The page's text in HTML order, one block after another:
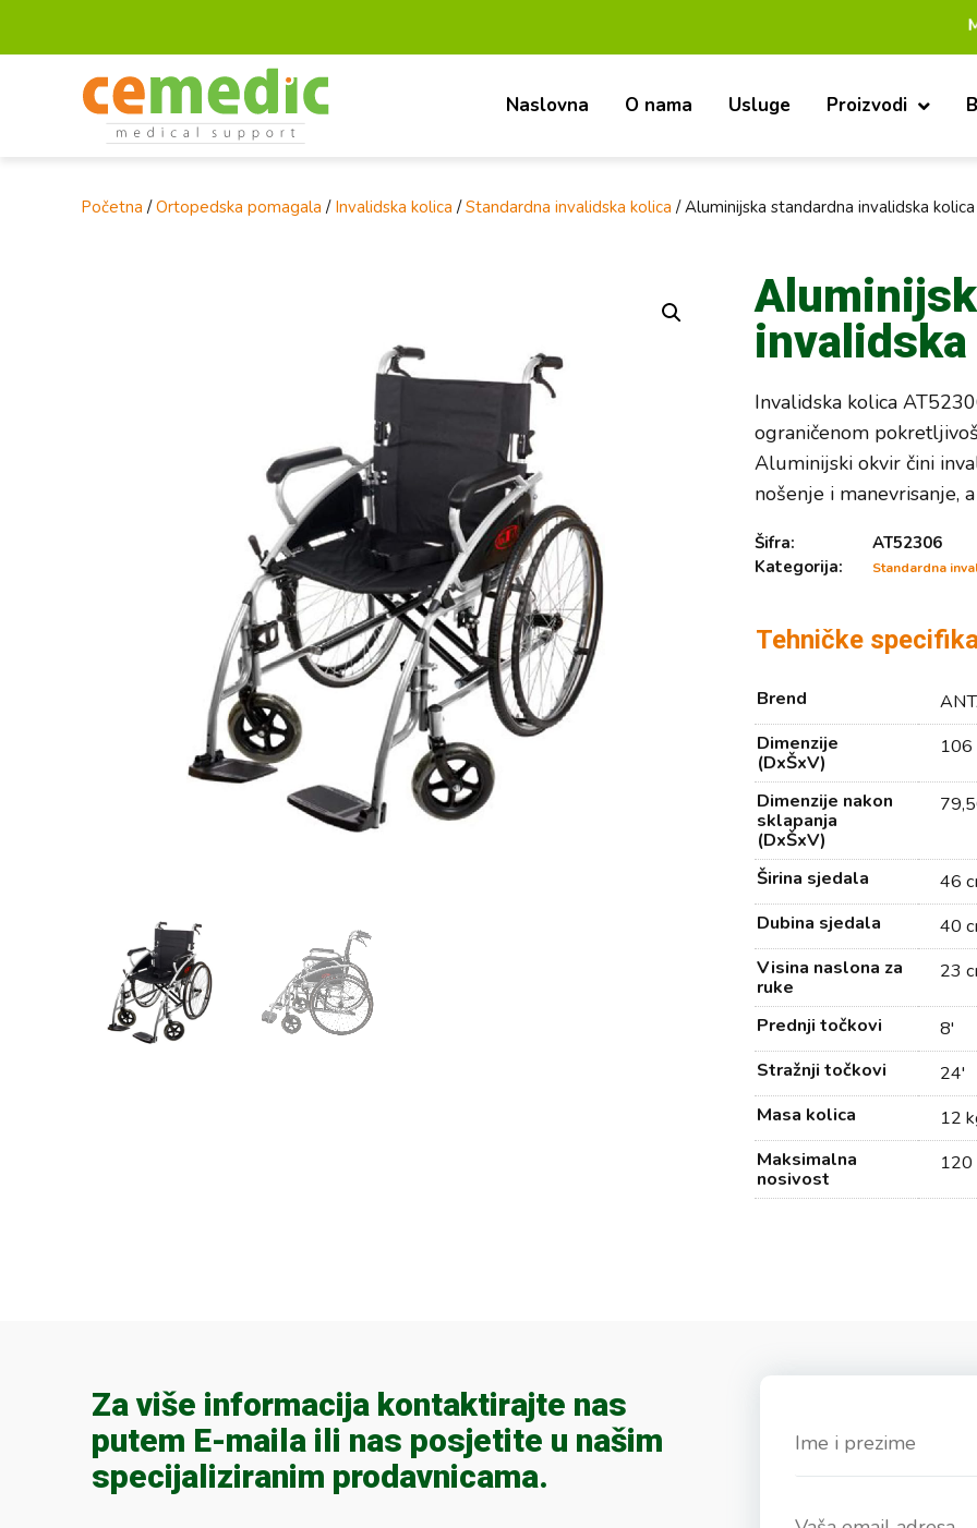
Mi smo
Naslovna O nama Usluge Proizvodi
Početna /Ortopedska pomagala / Invalidska kolica /Standardna invalidska kolica / Aluminijska standardna invalidska
Invalidska kolica
ograničenom
Aluminijski okvir čini
nošenje i manevrisanje,
Šifra:
AT52306
Kategorija:
Standardna
Tehničke
Brend
Dimenzije
(DxŠxV)
106
Dimenzije nakon
sklapanja
(DxŠxV)
Širina sjedala
46
Dubina sjedala
40
Visina naslona za
ruke
23
Prednji točkovi
8'
Stražnji točkovi
24'
Masa kolica
12
Maksimalna
nosivost
120
Za više informacija kontaktirajte nas
putem E-maila ili nas posjetite u našim
specijaliziranim prodavnicama.